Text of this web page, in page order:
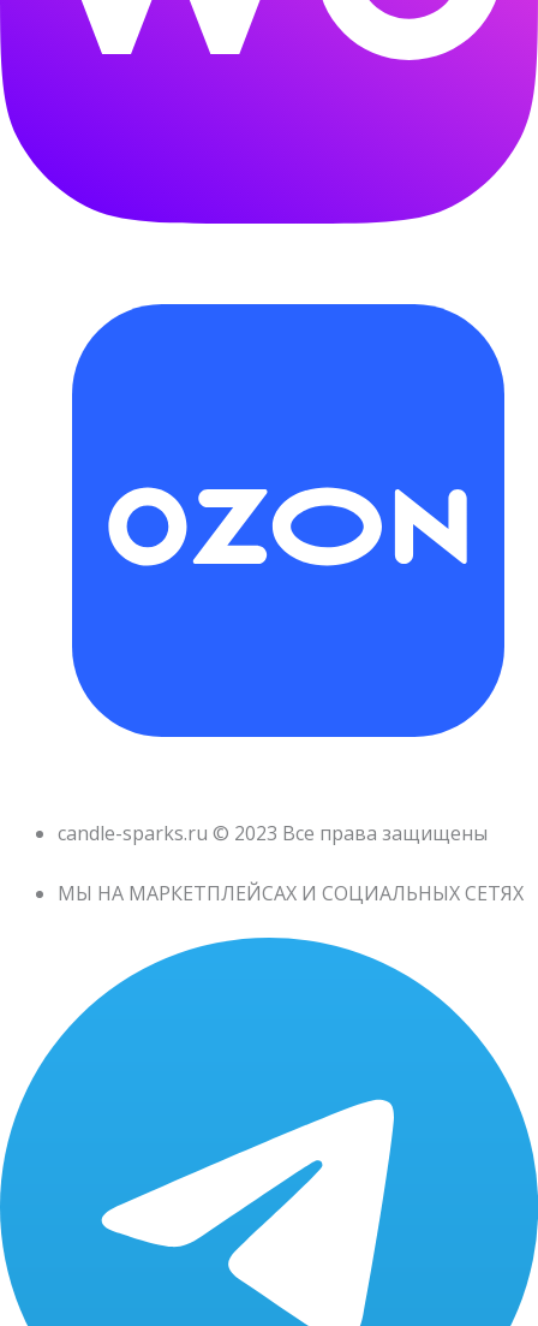
candle-sparks.ru © 2023 Все права защищены
МЫ НА МАРКЕТПЛЕЙСАХ И СОЦИАЛЬНЫХ СЕТЯХ